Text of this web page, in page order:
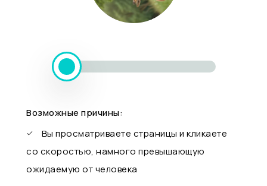
Возможные причины:
Вы просматриваете страницы и кликаете
со скоростью, намного превышающую
ожидаемую от человека